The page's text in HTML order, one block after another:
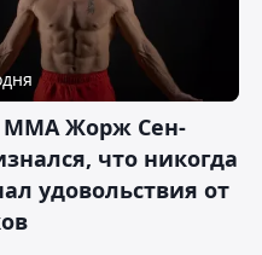
ММА Жорж Сен-
что никогда
удовольствия от